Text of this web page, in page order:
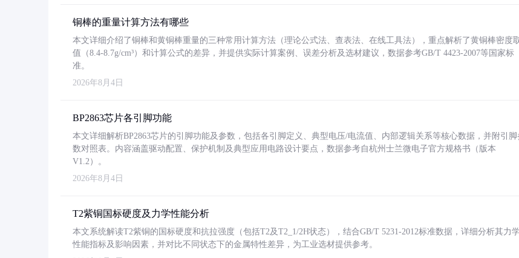
铜棒的重量计算方法有哪些
本文详细介绍了铜棒和黄铜棒重量的三种常用计算方法（理论公式法、查表法、在线工具法），重点解析了黄铜棒密度
值（8.4-8.7g/cm³）和计算公式的差异，并提供实际计算案例、误差分析及选材建议，数据参考GB/T 4423-2007等国家标
准。
2026年8月4日
BP2863芯片各引脚功能
本文详细解析BP2863芯片的引脚功能及参数，包括各引脚定义、典型电压/电流值、内部逻辑关系等核心数据，并附引脚
数对照表。内容涵盖驱动配置、保护机制及典型应用电路设计要点，数据参考自杭州士兰微电子官方规格书（版本
V1.2）。
2026年8月4日
T2紫铜国标硬度及力学性能分析
本文系统解读T2紫铜的国标硬度和抗拉强度（包括T2及T2_1/2H状态），结合GB/T 5231-2012标准数据，详细分析其力
性能指标及影响因素，并对比不同状态下的金属特性差异，为工业选材提供参考。